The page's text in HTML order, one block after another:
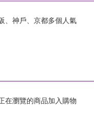
、神戶、京都多個人氣
在瀏覽的商品加入購物